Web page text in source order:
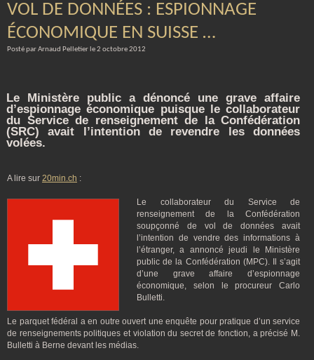
VOL DE DONNÉES : ESPIONNAGE
ÉCONOMIQUE EN SUISSE …
Posté par Arnaud Pelletier le 2 octobre 2012
Le Ministère public a dénoncé une grave affaire
d’espionnage économique puisque le collaborateur
du Service de renseignement de la Confédération
(SRC) avait l’intention de revendre les données
volées.
A lire sur 20min.ch :
Le collaborateur du Service de
renseignement de la Confédération
soupçonné de vol de données avait
l’intention de vendre des informations à
l’étranger, a annoncé jeudi le Ministère
public de la Confédération (MPC). Il s’agit
d’une grave affaire d’espionnage
économique, selon le procureur Carlo
Bulletti.
Le parquet fédéral a en outre ouvert une enquête pour pratique d’un service
de renseignements politiques et violation du secret de fonction, a précisé M.
Bulletti à Berne devant les médias.